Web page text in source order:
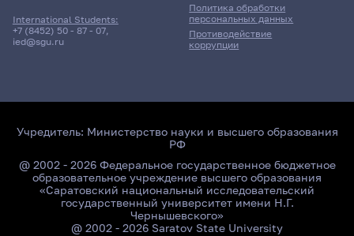
International Students:
+7 (8452) 50 - 87 - 07,
ied@sgu.ru
Политика обработки
персональных данных
Противодействие
коррупции
Учредитель: Министерство науки и высшего образования
РФ
@ 2002 - 2026 Федеральное государственное бюджетное
образовательное учреждение высшего образования
«Саратовский национальный исследовательский
государственный университет имени Н.Г.
Чернышевского»
@ 2002 - 2026 Saratov State University